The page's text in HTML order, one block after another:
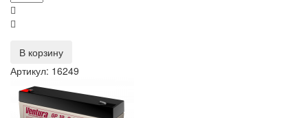
В корзину
Артикул: 16249